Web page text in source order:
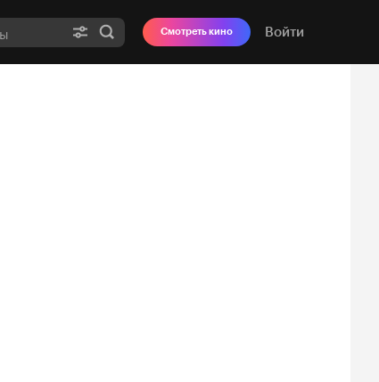
Смотреть кино Войти